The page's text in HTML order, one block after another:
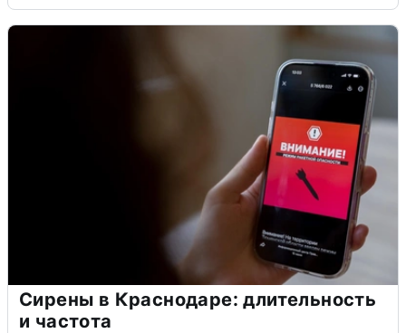
Сирены в Краснодаре: длительность
и частота